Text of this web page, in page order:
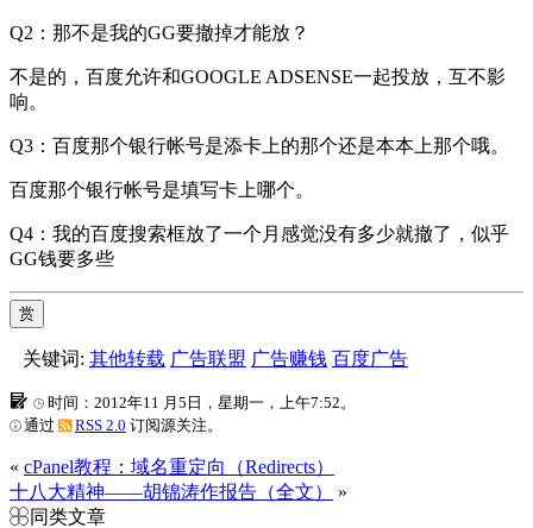
Q2：那不是我的GG要撤掉才能放？
不是的，百度允许和GOOGLE ADSENSE一起投放，互不影
响。
Q3：百度那个银行帐号是添卡上的那个还是本本上那个哦。
百度那个银行帐号是填写卡上哪个。
Q4：我的百度搜索框放了一个月感觉没有多少就撤了，似乎
GG钱要多些
赏
关键词: 其他转载 广告联盟 广告赚钱 百度广告
时间：2012年11 月5日，星期一，上午7:52。
通过
RSS 2.0 订阅源关注。
« cPanel教程：域名重定向（Redirects）
十八大精神——胡锦涛作报告（全文）
»
同类文章